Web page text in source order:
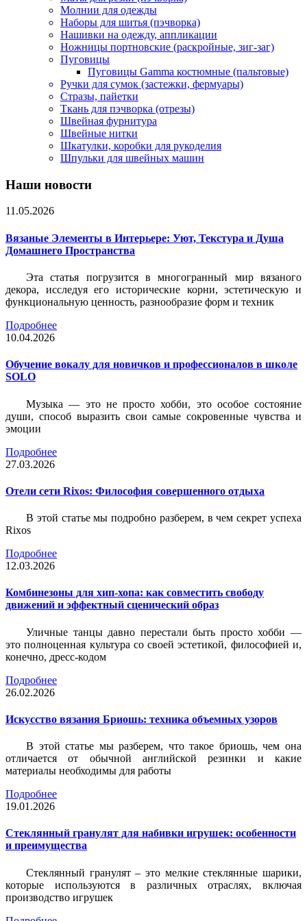
Молнии для одежды
Наборы для шитья (пэчворка)
Нашивки на одежду, аппликации
Ножницы портновские (раскройные, зиг-заг)
Пуговицы
Пуговицы Gamma костюмные (пальтовые)
Ручки для сумок (застежки, фермуары)
Стразы, пайетки
Ткань для пэчворка (отрезы)
Швейная фурнитура
Швейные нитки
Шкатулки, коробки для рукоделия
Шпульки для швейных машин
Наши новости
11.05.2026
Вязаные Элементы в Интерьере: Уют, Текстура и Душа
Домашнего Пространства
Эта статья погрузится в многогранный мир вязаного
декора, исследуя его исторические корни, эстетическую и
функциональную ценность, разнообразие форм и техник
Подробнее
10.04.2026
Обучение вокалу для новичков и профессионалов в школе
SOLO
Музыка — это не просто хобби, это особое состояние
души, способ выразить свои самые сокровенные чувства и
эмоции
Подробнее
27.03.2026
Отели сети Rixos: Философия совершенного отдыха
В этой статье мы подробно разберем, в чем секрет успеха
Rixos
Подробнее
12.03.2026
Комбинезоны для хип-хопа: как совместить свободу
движений и эффектный сценический образ
Уличные танцы давно перестали быть просто хобби —
это полноценная культура со своей эстетикой, философией и,
конечно, дресс-кодом
Подробнее
26.02.2026
Искусство вязания Бриошь: техника объемных узоров
В этой статье мы разберем, что такое бриошь, чем она
отличается от обычной английской резинки и какие
материалы необходимы для работы
Подробнее
19.01.2026
Стеклянный гранулят для набивки игрушек: особенности
и преимущества
Стеклянный гранулят – это мелкие стеклянные шарики,
которые используются в различных отраслях, включая
производство игрушек